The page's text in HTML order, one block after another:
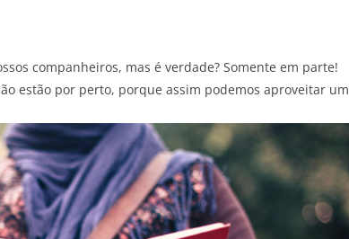
companheiros, mas é verdade? Somente em parte!
estão por perto, porque assim podemos aproveitar um